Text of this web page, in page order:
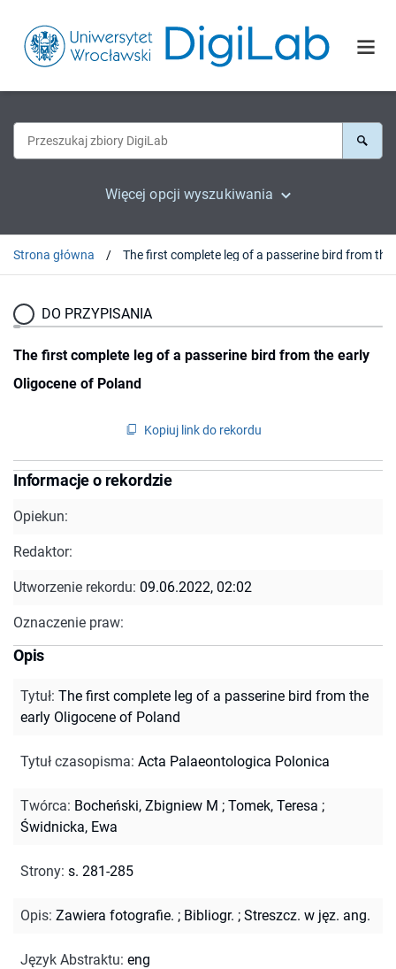
Więcej opcji wyszukiwania
Strona główna
DO PRZYPISANIA
The first complete leg of a passerine bird from the early
Oligocene of Poland
Kopiuj link do rekordu
Informacje o rekordzie
Opiekun:
Redaktor:
Utworzenie rekordu: 09.06.2022, 02:02
Oznaczenie praw:
Opis
Tytuł: The first complete leg of a passerine bird from the
early Oligocene of Poland
Tytuł czasopisma: Acta Palaeontologica Polonica
Twórca: Bocheński, Zbigniew M ; Tomek, Teresa ;
Świdnicka, Ewa
Strony: s. 281-285
Opis: Zawiera fotografie. ; Bibliogr. ; Streszcz. w jęz. ang.
Język Abstraktu: eng